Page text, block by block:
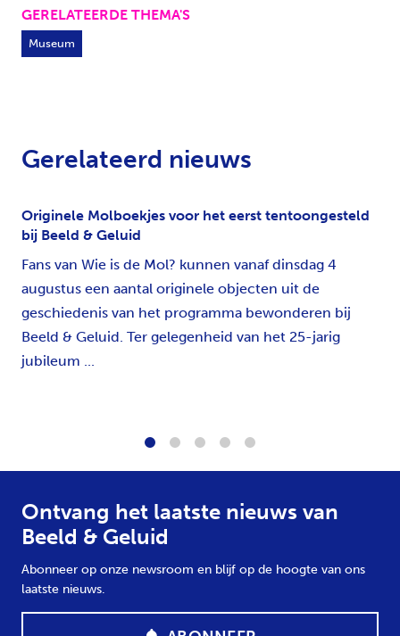
GERELATEERDE THEMA'S
Museum
Gerelateerd nieuws
Originele Molboekjes voor het eerst tentoongesteld
bij Beeld & Geluid
Fans van Wie is de Mol? kunnen vanaf dinsdag 4
augustus een aantal originele objecten uit de
geschiedenis van het programma bewonderen bij
Beeld & Geluid. Ter gelegenheid van het 25-jarig
jubileum ...
Ontvang het laatste nieuws van
Beeld & Geluid
Abonneer op onze newsroom en blijf op de hoogte van ons
laatste nieuws.